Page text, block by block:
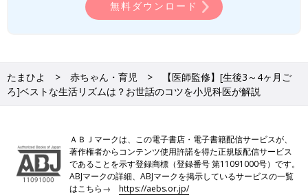
無料ダウンロード
たまひよ 赤ちゃん・育児
【医師監修】[生後3～4ヶ月ご
ろ]ベストな生活リズムは？お世話のコツを小児科医が解説
ＡＢＪマークは、この電子書店・電子書籍配信サービスが、
著作権者からコンテンツ使用許諾を得た正規版配信サービス
であることを示す登録商標（登録番号 第11091000号）です。
ABJマークの詳細、ABJマークを掲示しているサービスの一覧
はこちら→https://aebs.or.jp/